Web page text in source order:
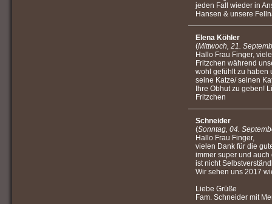
jeden Fall wieder in
Hansen & unsere
Elena Köhler
(Mittwoch, 21.
Hallo Frau Finger,
Fritzchen während
wohl gefühlt zu haben
seine Katze/ seinen
Ihre Obhut zu geben!
Fritzchen
Schneider
(Sonntag, 04.
Hallo Frau Finger,
vielen Dank für die
immer super und
ist nicht
Wir sehen uns 2017
Liebe Grüße
Fam. Schneider mit